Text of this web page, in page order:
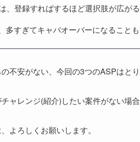
、登録すればするほど選択肢が広がる
多すぎてキャパオーバーになること
不安がない、今回の3つのASPはと
ャレンジ(紹介)したい案件がない場
よろしくお願いします。